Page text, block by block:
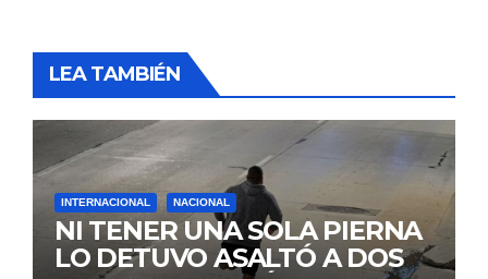
LEA TAMBIÉN
INTERNACIONAL NACIONAL
NI TENER UNA SOLA PIERNA
LO DETUVO ASALTÓ A DOS